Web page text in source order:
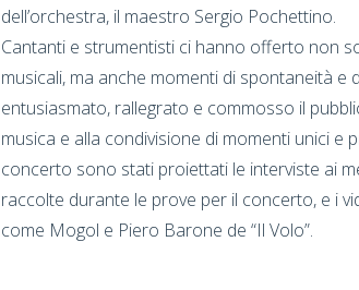
dell’orchestra, il maestro Sergio Pochettino.
Cantanti e strumentisti ci hanno offerto non
musicali, ma anche momenti di spontaneità e
entusiasmato, rallegrato e commosso il
musica e alla condivisione di momenti unici e
concerto sono stati proiettati le interviste ai
raccolte durante le prove per il concerto, e i
come Mogol e Piero Barone de “Il Volo”.